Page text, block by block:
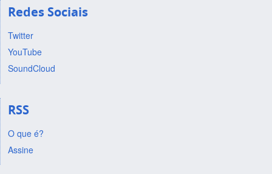
Redes Sociais
Twitter
YouTube
SoundCloud
RSS
O que é?
Assine